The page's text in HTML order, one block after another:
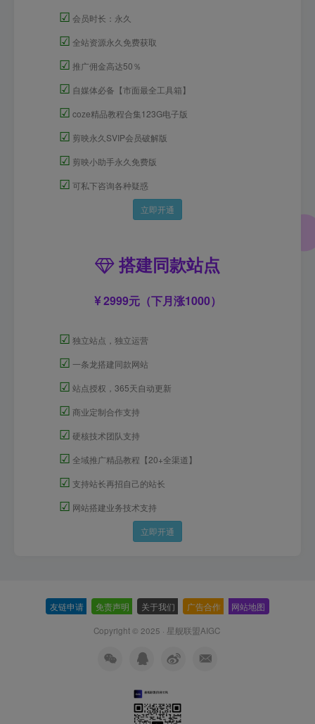
☑ 会员时长：永久
☑ 全站资源永久免费获取
☑ 推广佣金高达50％
☑ 自媒体必备【市面最全工具箱】
☑ coze精品教程合集123G电子版
☑ 剪映永久SVIP会员破解版
☑ 剪映小助手永久免费版
☑ 可私下咨询各种疑惑
立即开通
搭建同款站点
2999元（下月涨1000）
☑ 独立站点，独立运营
☑ 一条龙搭建同款网站
☑ 站点授权，365天自动更新
☑ 商业定制合作支持
☑ 硬核技术团队支持
☑ 全域推广精品教程【20+全渠道】
☑ 支持站长再招自己的站长
☑ 网站搭建业务技术支持
立即开通
友链申请 免责声明 关于我们 广告合作 网站地图
Copyright © 2025 · 星舰联盟AIGC